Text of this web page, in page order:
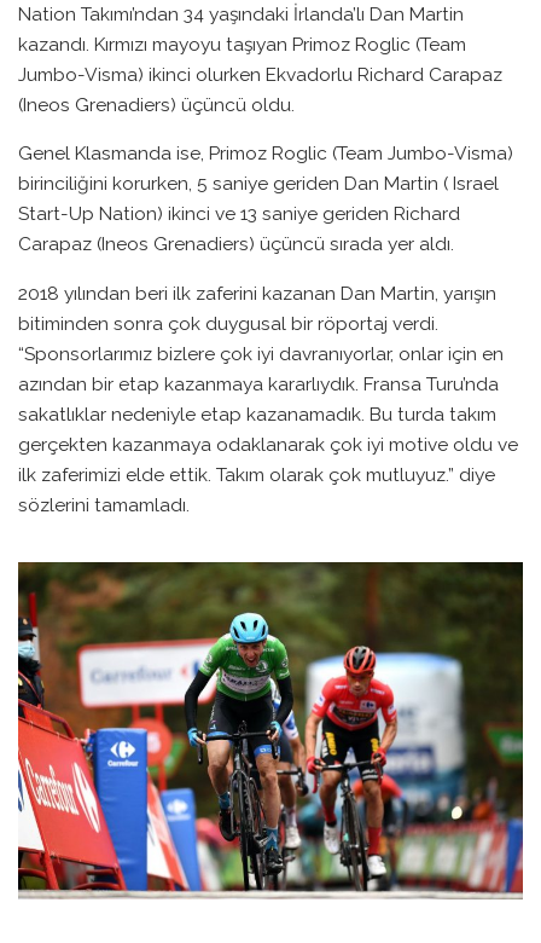
Nation Takımı’ndan 34 yaşındaki İrlanda’lı Dan Martin
kazandı. Kırmızı mayoyu taşıyan Primoz Roglic (Team
Jumbo-Visma) ikinci olurken Ekvadorlu Richard Carapaz
(Ineos Grenadiers) üçüncü oldu.
Genel Klasmanda ise, Primoz Roglic (Team Jumbo-Visma)
birinciliğini korurken, 5 saniye geriden Dan Martin ( Israel
Start-Up Nation) ikinci ve 13 saniye geriden Richard
Carapaz (Ineos Grenadiers) üçüncü sırada yer aldı.
2018 yılından beri ilk zaferini kazanan Dan Martin, yarışın
bitiminden sonra çok duygusal bir röportaj verdi.
“Sponsorlarımız bizlere çok iyi davranıyorlar, onlar için en
azından bir etap kazanmaya kararlıydık. Fransa Turu’nda
sakatlıklar nedeniyle etap kazanamadık. Bu turda takım
gerçekten kazanmaya odaklanarak çok iyi motive oldu ve
ilk zaferimizi elde ettik. Takım olarak çok mutluyuz.” diye
sözlerini tamamladı.